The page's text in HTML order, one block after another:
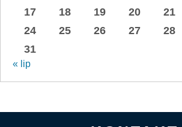
17
18 19 20 21
24
25 26 27 28
31
« lip